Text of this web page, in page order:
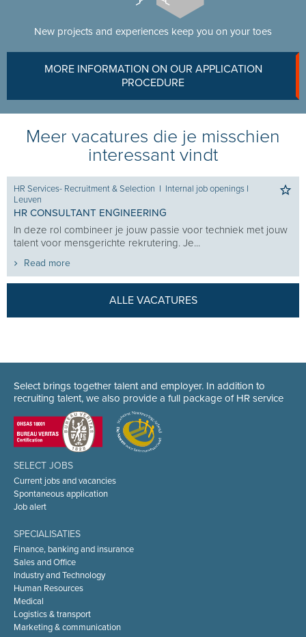
New projects and experiences keep you on your toes
MORE INFORMATION ON OUR APPLICATION
PROCEDURE
Meer vacatures die je misschien
interessant vindt
HR Services- Recruitment & Selection I Internal job openings I
Leuven
HR CONSULTANT ENGINEERING
In deze rol combineer je jouw passie voor techniek met jouw
talent voor mensgerichte rekrutering. Je...
Read more
ALLE VACATURES
Select brings together talent and employer. In addition to
recruiting talent, we also provide a full package of HR service
SELECT JOBS
Current jobs and vacancies
Spontaneous application
Job alert
SPECIALISATIES
Finance, banking and insurance
Sales and Office
Industry and Technology
Human Resources
Medical
Logistics & transport
Marketing & communication